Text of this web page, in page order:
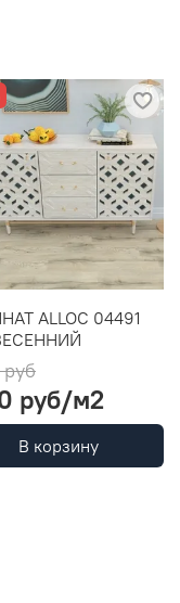
ALLOC 04491
руб/м2
В корзину